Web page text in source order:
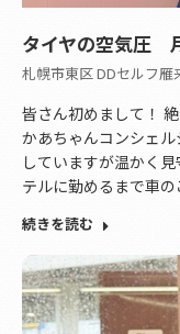
タイヤの空気圧
札幌市東区 DDセルフ雁
皆さん初めまして！
かあちゃんコンシェ
していますが温かく
テルに勤めるまで車
続きを読む